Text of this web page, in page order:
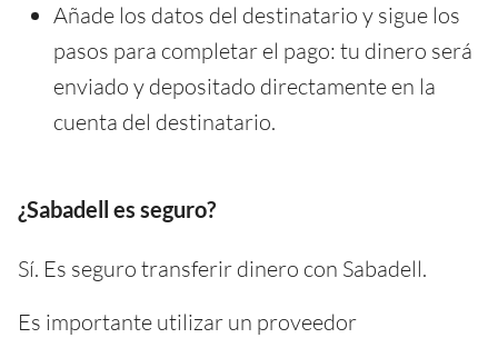
Añade los datos del destinatario y sigue los
pasos para completar el pago: tu dinero será
enviado y depositado directamente en la
cuenta del destinatario.
¿Sabadell es seguro?
Sí. Es seguro transferir dinero con Sabadell.
Es importante utilizar un proveedor